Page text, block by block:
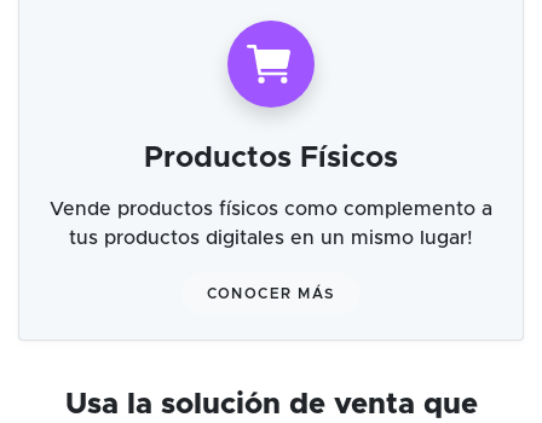
Productos Físicos
Vende productos físicos como complemento a
tus productos digitales en un mismo lugar!
CONOCER MÁS
Usa la solución de venta que